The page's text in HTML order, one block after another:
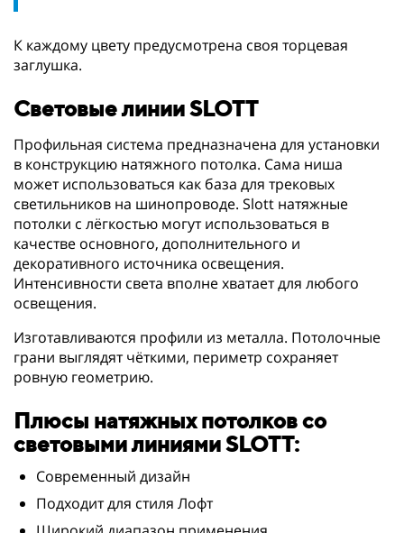
К каждому цвету предусмотрена своя торцевая
заглушка.
Световые линии SLOTT
Профильная система предназначена для установки
в конструкцию натяжного потолка. Сама ниша
может использоваться как база для трековых
светильников на шинопроводе. Slott натяжные
потолки с лёгкостью могут использоваться в
качестве основного, дополнительного и
декоративного источника освещения.
Интенсивности света вполне хватает для любого
освещения.
Изготавливаются профили из металла. Потолочные
грани выглядят чёткими, периметр сохраняет
ровную геометрию.
Плюсы натяжных потолков со
световыми линиями SLOTT:
Современный дизайн
Подходит для стиля Лофт